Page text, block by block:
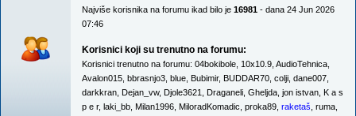
Najviše korisnika na forumu ikad bilo je 16981 - dana 24 Jun 2026
07:46
Korisnici koji su trenutno na forumu:
Korisnici trenutno na forumu: 04bokibole 10x10.9 AudioTehnica
Avalon015 bbrasnjo3 blue Bubimir, BUDDAR70 colji dane007
darkkran Dejan_vw, Djole3621 Draganeli Gheljda jon istvan K a s
p e r, laki_bb Milan1996 MiloradKomadic proka89 raketaš ruma